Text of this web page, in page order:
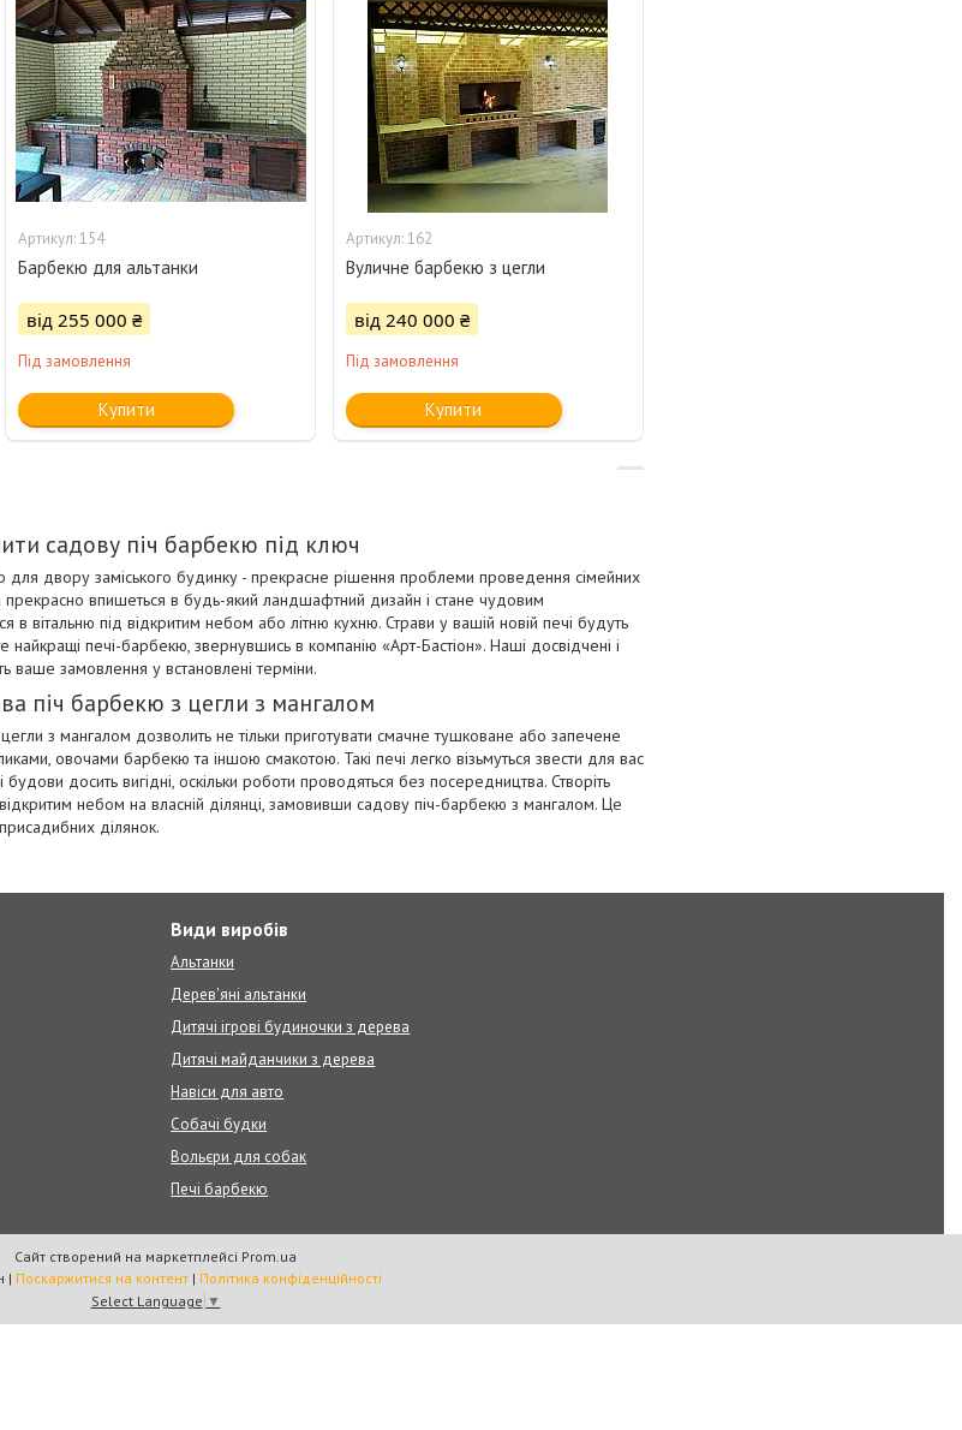
154
Барбекю для альтанки
від 255 000 ₴
Під замовлення
Купити
162
Вуличне барбекю з цегли
від 240 000 ₴
Під замовлення
Купити
садову піч барбекю під ключ
для двору заміського будинку - прекрасне рішення проблеми проведення сімейних
прекрасно впишеться в будь-який ландшафтний дизайн і стане чудовим
в вітальню під відкритим небом або літню кухню. Страви у вашій новій печі будуть
найкращі печі-барбекю, звернувшись в компанію «Арт-Бастіон». Наші досвідчені і
ваше замовлення у встановлені терміни.
піч барбекю з цегли з мангалом
з мангалом дозволить не тільки приготувати смачне тушковане або запечене
овочами барбекю та іншою смакотою. Такі печі легко візьмуться звести для вас
будови досить вигідні, оскільки роботи проводяться без посередництва. Створіть
небом на власній ділянці, замовивши садову піч-барбекю з мангалом. Це
ділянок.
Види виробів
Альтанки
Дерев'яні альтанки
Дитячі ігрові будиночки з дерева
Дитячі майданчики з дерева
Навіси для авто
Собачі будки
Вольєри для собак
Печі барбекю
Сайт створений на маркетплейсі Prom.ua
Арт Бастіон | Поскаржитися на контент | Політика конфіденційності
Select Language ▼